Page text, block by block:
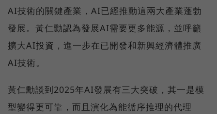
AI技術的關鍵產業，AI已經推動這兩大產業蓬勃
發展。黃仁勳認為發展AI需要更多能源，並呼籲
擴大AI投資，進一步在已開發和新興經濟體推廣
AI技術。
黃仁勳談到2025年AI發展有三大突破，其一是模
型變得更可靠，而且演化為能循序推理的代理